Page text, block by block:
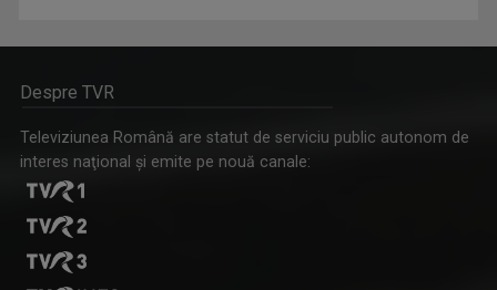
Despre TVR
Televiziunea Română are statut de serviciu public autonom de
interes naţional şi emite pe nouă canale: